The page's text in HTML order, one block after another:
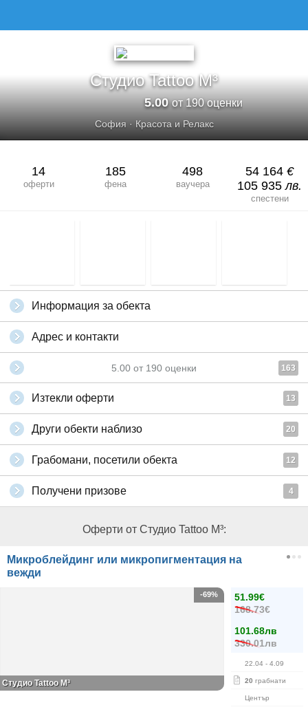
Студио Tattoo M³
5.00от 190 оценки
София· Красота и Релакс
14
оферти
185
фена
498
ваучера
54 164 €
105 935лв.
спестени
Информация за обекта
Адрес и контакти
5.00 от 190 оценки 163
Изтекли оферти 13
Други обекти наблизо 20
Грабомани, посетили обекта 12
Получени призове 4
Оферти от Студио Tattoo M³:
Микроблейдинг или микропигментация на
вежди
51.99€
168.73€
101.68лв
330.01лв
22.04 - 4.09
20 грабнати
Център
-69%
Студио Tattoo M³